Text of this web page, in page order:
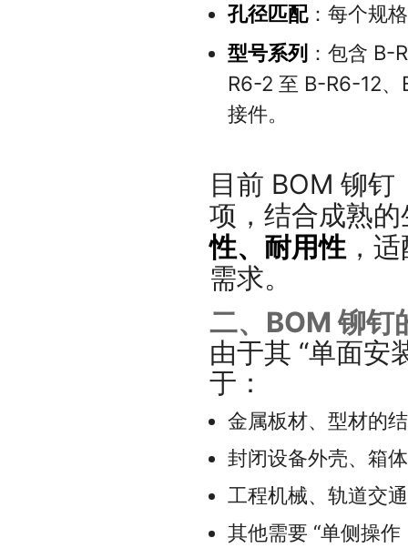
孔径匹配：每个规
型号系列 ：包含 B-
R6-2 至 B-R6-12
接件。
目前 BOM 铆
项，结合成熟
性、耐用性 ，
需求。
二、BOM 铆钉
由于其 “单面安
于：
金属板材、型材的
封闭设备外壳、箱
工程机械、轨道交
其他需要 “单侧操